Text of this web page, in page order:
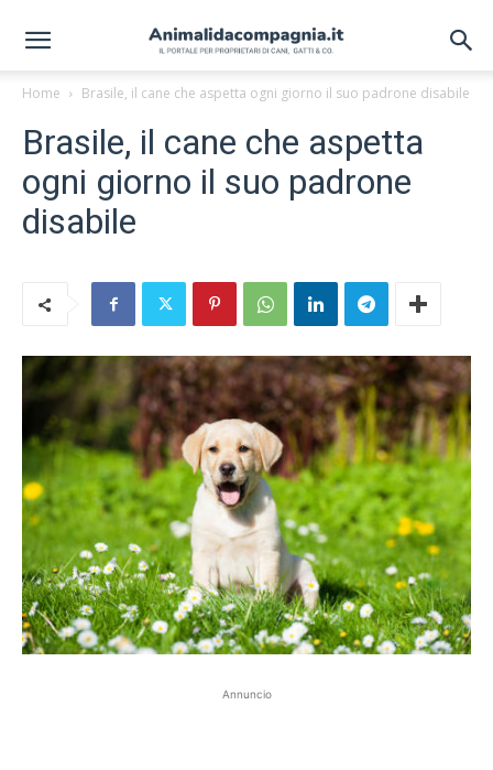
Home Brasile, il cane che aspetta ogni giorno il suo padrone disabile
Brasile, il cane che aspetta
ogni giorno il suo padrone
disabile
Annuncio